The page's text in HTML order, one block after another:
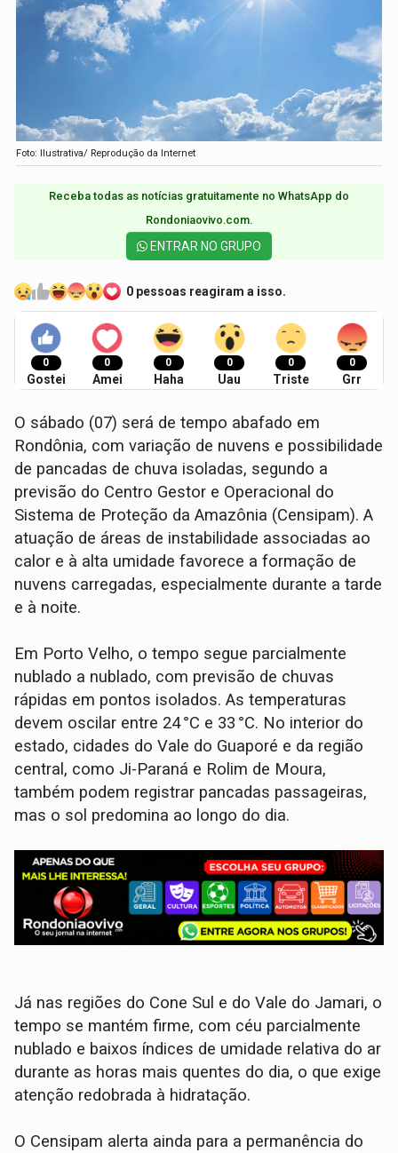
Foto: Ilustrativa/ Reprodução da Internet
Receba todas as notícias gratuitamente no WhatsApp do
Rondoniaovivo.com.​
ENTRAR NO GRUPO
0 pessoas reagiram a isso.
0
Gostei
0
Amei
0
Haha
0
Uau
0
Triste
0
Grr
O sábado (07) será de tempo abafado em
Rondônia, com variação de nuvens e possibilidade
de pancadas de chuva isoladas, segundo a
previsão do Centro Gestor e Operacional do
Sistema de Proteção da Amazônia (Censipam). A
atuação de áreas de instabilidade associadas ao
calor e à alta umidade favorece a formação de
nuvens carregadas, especialmente durante a tarde
e à noite.
Em Porto Velho, o tempo segue parcialmente
nublado a nublado, com previsão de chuvas
rápidas em pontos isolados. As temperaturas
devem oscilar entre 24 °C e 33 °C. No interior do
estado, cidades do Vale do Guaporé e da região
central, como Ji-Paraná e Rolim de Moura,
também podem registrar pancadas passageiras,
mas o sol predomina ao longo do dia.
Já nas regiões do Cone Sul e do Vale do Jamari, o
tempo se mantém firme, com céu parcialmente
nublado e baixos índices de umidade relativa do ar
durante as horas mais quentes do dia, o que exige
atenção redobrada à hidratação.
O Censipam alerta ainda para a permanência do